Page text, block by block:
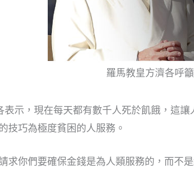
羅馬教皇方濟各呼
表示，現在每天都有數千人死於飢餓，這
技巧為極度貧困的人服務。
求你們要確保金錢是為人類服務的，而不